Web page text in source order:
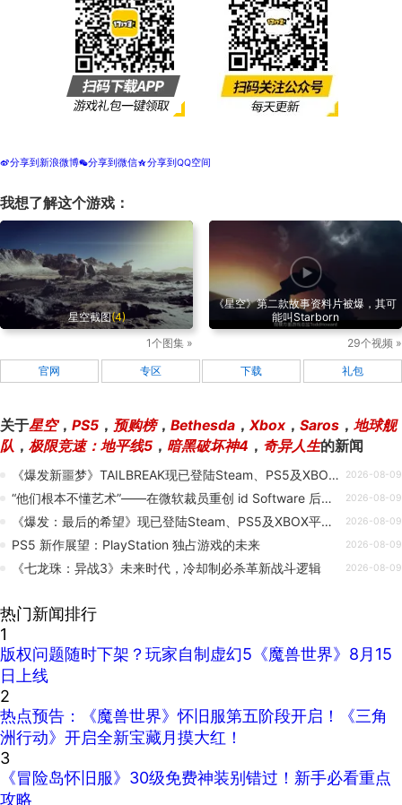
t分享到新浪微博w分享到微信z分享到QQ空间
我想了解这个游戏：
星空截图(4)
1个图集 »
《星空》第二款故事资料片被爆，其可
能叫Starborn
29个视频 »
官网 专区 下载 礼包
关于星空， PS5 ， 预购榜， Bethesda ， Xbox ， Saros ， 地球舰
队 ， 极限竞速：地平线5 ， 暗黑破坏神4 ， 奇异人生的新闻
《爆发新噩梦》TAILBREAK现已登陆Steam、PS5及XBOX平台！ 2026-08-09
“他们根本不懂艺术”——在微软裁员重创 id Software 后，末日黎明 / DOOM Dawn 开发者发文怒斥 Xbox 2026-08-09
《爆发：最后的希望》现已登陆Steam、PS5及XBOX平台！ 2026-08-09
PS5 新作展望：PlayStation 独占游戏的未来 2026-08-09
《七龙珠：异战3》未来时代，冷却制必杀革新战斗逻辑 2026-08-09
热门新闻排行
1
版权问题随时下架？玩家自制虚幻5《魔兽世界》8月15
日上线
2
热点预告：《魔兽世界》怀旧服第五阶段开启！《三角
洲行动》开启全新宝藏月摸大红！
3
《冒险岛怀旧服》30级免费神装别错过！新手必看重点
攻略